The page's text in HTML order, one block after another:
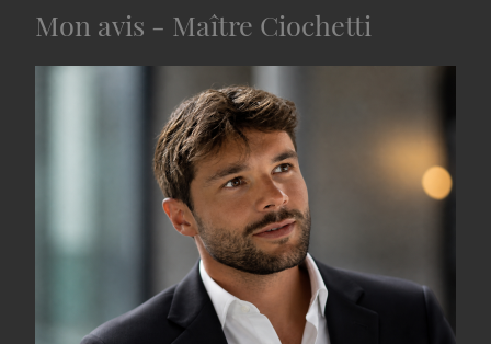
Mon avis - Maître Ciochetti